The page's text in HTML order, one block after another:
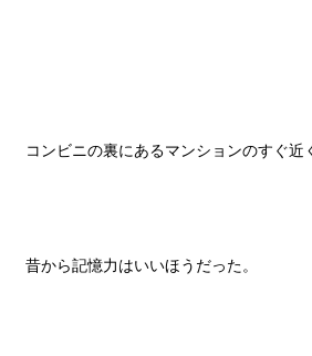
コンビニの裏にあるマンションのすぐ近
昔から記憶力はいいほうだった。